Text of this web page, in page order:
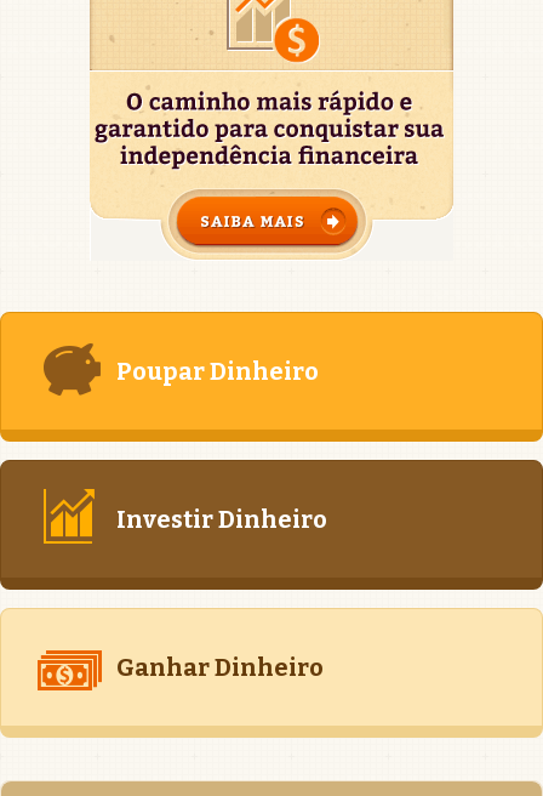
Poupar Dinheiro
Investir Dinheiro
Ganhar Dinheiro